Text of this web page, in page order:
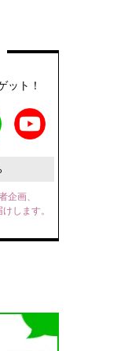
ット！
企画、
します。